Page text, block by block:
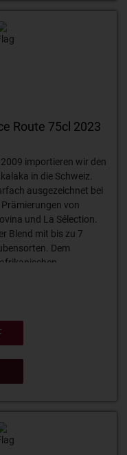
Route 75cl 2023
importieren wir den
in die Schweiz.
ausgezeichnet bei
Prämierungen von
und La Sélection.
Blend mit bis zu 7
Dem